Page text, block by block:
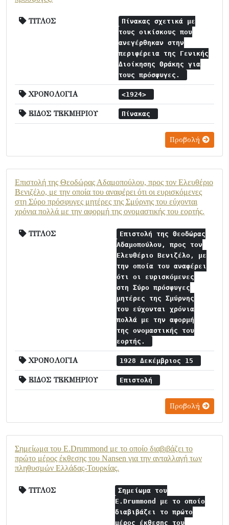
ΤΙΤΛΟΣ
Πίνακας σχετικά με
τους οικίσκους που
ανεγέρθηκαν στην
περιφέρεια της Γενικής
Διοίκησης Θράκης για
τους πρόσφυγες.
ΧΡΟΝΟΛΟΓΙΑ <1924>
ΕΙΔΟΣ ΤΕΚΜΗΡΙΟΥ Πίνακας
Προβολή
Επιστολή της Θεοδώρας Αδαμοπούλου, προς τον Ελευθέριο
Βενιζέλο, με την οποία του αναφέρει ότι οι ευρισκόμενες
στη Σύρο πρόσφυγες μητέρες της Σμύρνης του εύχονται
χρόνια πολλά με την αφορμή της ονομαστικής του εορτής.
ΤΙΤΛΟΣ
Επιστολή της Θεοδώρας
Αδαμοπούλου, προς τον
Ελευθέριο Βενιζέλο, με
την οποία του αναφέρει
ότι οι ευρισκόμενες
στη Σύρο πρόσφυγες
μητέρες της Σμύρνης
του εύχονται χρόνια
πολλά με την αφορμή
της ονομαστικής του
εορτής.
ΧΡΟΝΟΛΟΓΙΑ 1928 Δεκέμβριος 15
ΕΙΔΟΣ ΤΕΚΜΗΡΙΟΥ Επιστολή
Προβολή
Σημείωμα του E.Drummond με το οποίο διαβιβάζει το
πρώτο μέρος έκθεσης του Nansen για την ανταλλαγή των
πληθυσμών Ελλάδας-Τουρκίας.
ΤΙΤΛΟΣ
Σημείωμα του
E.Drummond με το οποίο
διαβιβάζει το πρώτο
μέρος έκθεσης του